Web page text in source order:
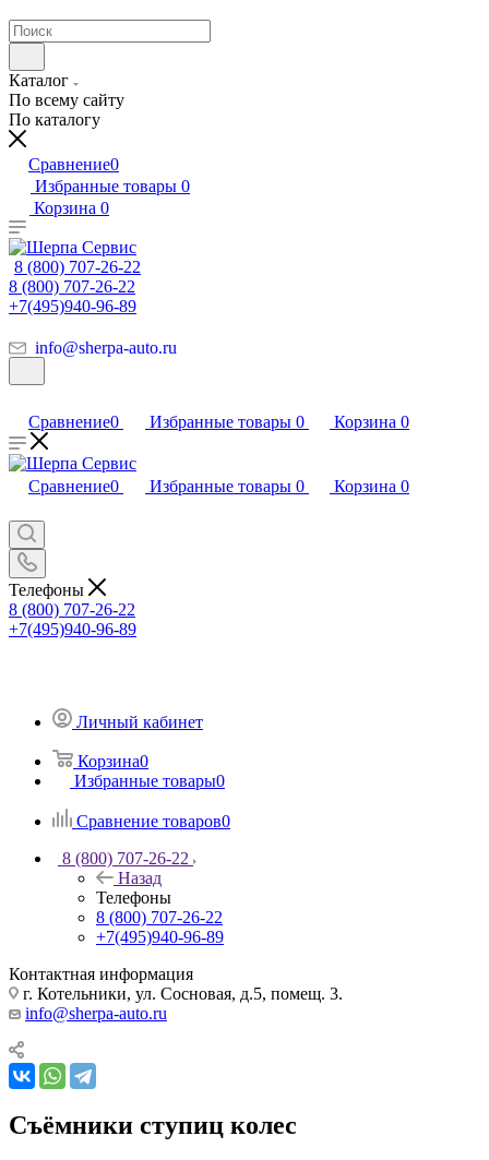
Каталог
По всему сайту
По каталогу
Сравнение0
Избранные товары 0
Корзина 0
8 (800) 707-26-22
8 (800) 707-26-22
+7(495)940-96-89
info@sherpa-auto.ru
Сравнение0 Избранные товары 0 Корзина 0
Сравнение0 Избранные товары 0 Корзина 0
Телефоны
8 (800) 707-26-22
+7(495)940-96-89
Личный кабинет
Корзина0
Избранные товары0
Сравнение товаров0
8 (800) 707-26-22
Назад
Телефоны
8 (800) 707-26-22
+7(495)940-96-89
Контактная информация
г. Котельники, ул. Сосновая, д.5, помещ. 3.
info@sherpa-auto.ru
Съёмники ступиц колес